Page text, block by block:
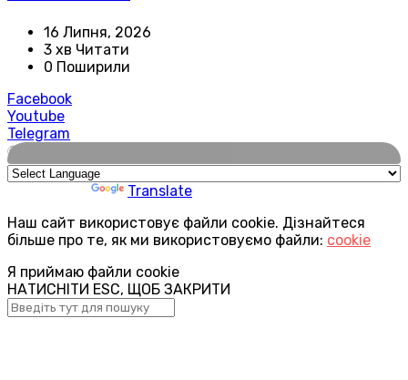
16 Липня, 2026
3 хв Читати
0 Поширили
Facebook
Youtube
Telegram
🌍
Translate
Наш сайт використовує файли cookie. Дізнайтеся
більше про те, як ми використовуємо файли: cookie
Я приймаю файли cookie
НАТИСНІТИ ESC, ЩОБ ЗАКРИТИ